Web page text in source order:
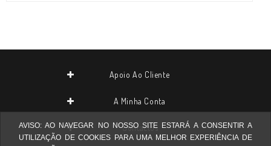
AVISO: AO NAVEGAR NO NOSSO SITE ESTARÁ A CONSENTIR A
UTILIZAÇÃO DE COOKIES PARA UMA MELHOR EXPERIÊNCIA DE
Apoio Ao Cliente
A Minha Conta
Contactos